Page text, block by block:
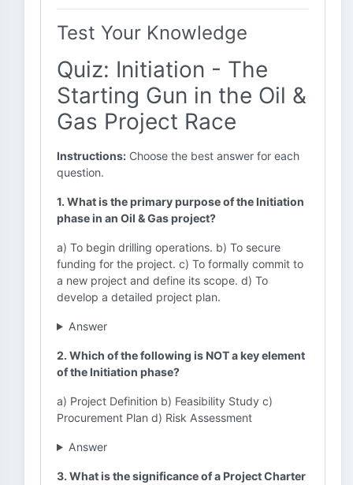
Test Your Knowledge
Quiz: Initiation - The
Starting Gun in the Oil &
Gas Project Race
Instructions: Choose the best answer for each
question.
1. What is the primary purpose of the Initiation
phase in an Oil & Gas project?
a) To begin drilling operations. b) To secure
funding for the project. c) To formally commit to
a new project and define its scope. d) To
develop a detailed project plan.
Answer
2. Which of the following is NOT a key element
of the Initiation phase?
a) Project Definition b) Feasibility Study c)
Procurement Plan d) Risk Assessment
Answer
3. What is the significance of a Project Charter